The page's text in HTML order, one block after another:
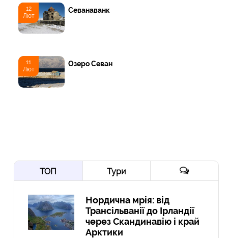
12
Лют
Севанаванк
11
Лют
Озеро Севан
ТОП Тури
Нордична мрія: від
Трансільванії до Ірландії
через Скандинавію і край
Арктики